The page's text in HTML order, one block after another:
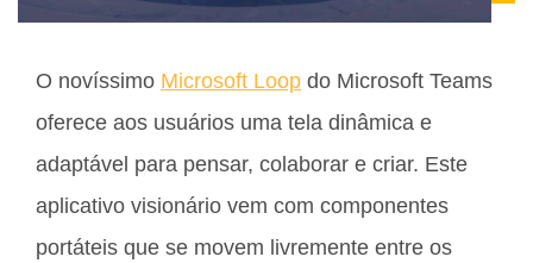
O novíssimo Microsoft Loop do Microsoft Teams
oferece aos usuários uma tela dinâmica e
adaptável para pensar, colaborar e criar. Este
aplicativo visionário vem com componentes
portáteis que se movem livremente entre os